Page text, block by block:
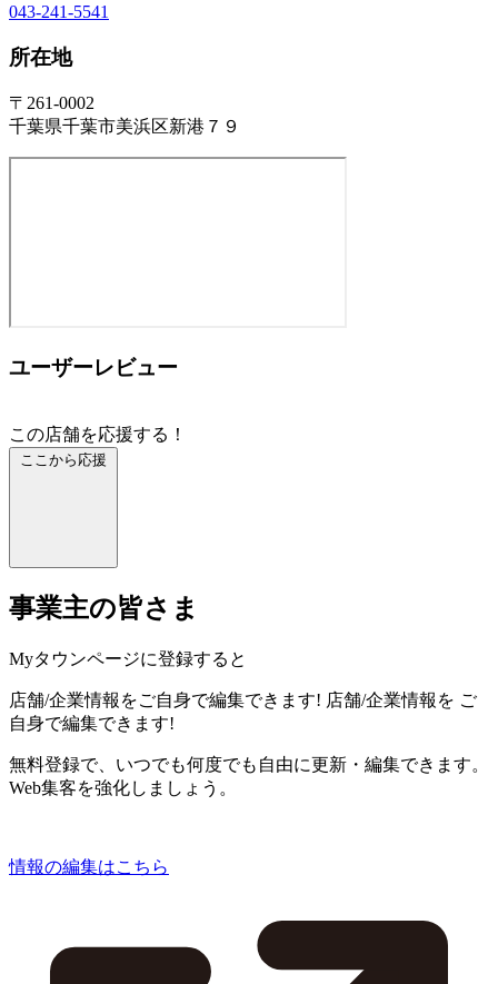
043-241-5541
所在地
〒261-0002
千葉県千葉市美浜区新港７９
ユーザーレビュー
この店舗を応援する！
ここから応援
事業主の皆さま
Myタウンページに登録すると
店舗/企業情報をご自身で編集できます! 店舗/企業情報を ご
自身で編集できます!
無料登録で、いつでも何度でも自由に更新・編集できます。
Web集客を強化しましょう。
情報の編集はこちら